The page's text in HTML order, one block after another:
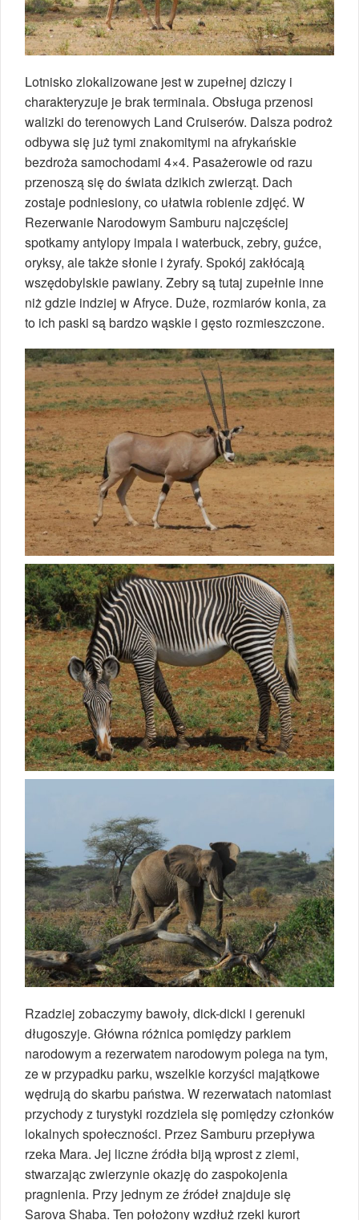
Lotnisko zlokalizowane jest w zupełnej dziczy i
charakteryzuje je brak terminala. Obsługa przenosi
walizki do terenowych Land Cruiserów. Dalsza podroż
odbywa się już tymi znakomitymi na afrykańskie
bezdroża samochodami 4×4. Pasażerowie od razu
przenoszą się do świata dzikich zwierząt. Dach
zostaje podniesiony, co ułatwia robienie zdjęć. W
Rezerwanie Narodowym Samburu najczęściej
spotkamy antylopy impala i waterbuck, zebry, guźce,
oryksy, ale także słonie i żyrafy. Spokój zakłócają
wszędobylskie pawiany. Zebry są tutaj zupełnie inne
niż gdzie indziej w Afryce. Duże, rozmiarów konia, za
to ich paski są bardzo wąskie i gęsto rozmieszczone.
Rzadziej zobaczymy bawoły, dick-dicki i gerenuki
długoszyje. Główna różnica pomiędzy parkiem
narodowym a rezerwatem narodowym polega na tym,
ze w przypadku parku, wszelkie korzyści majątkowe
wędrują do skarbu państwa. W rezerwatach natomiast
przychody z turystyki rozdziela się pomiędzy członków
lokalnych społeczności. Przez Samburu przepływa
rzeka Mara. Jej liczne źródła biją wprost z ziemi,
stwarzając zwierzynie okazję do zaspokojenia
pragnienia. Przy jednym ze źródeł znajduje się
Sarova Shaba. Ten położony wzdłuż rzeki kurort